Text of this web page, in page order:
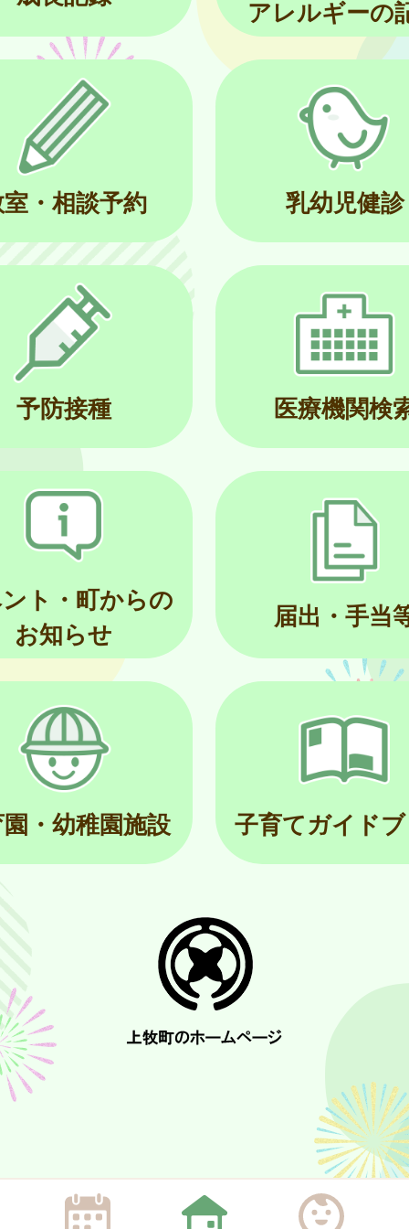
アレルギーの
・相談予約 乳幼児健診
予防接種 医療機関検
ト・町からの
お知らせ
届出・手当
・幼稚園施設 子育てガイド